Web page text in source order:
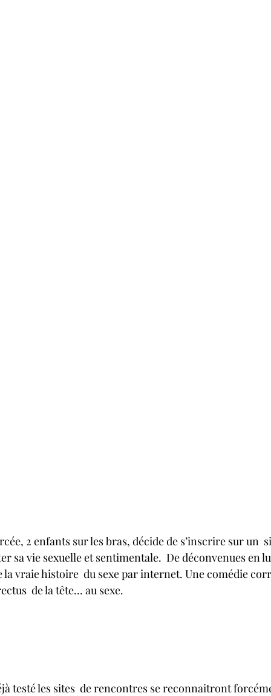
2 enfants sur les bras, décide de s’inscrire sur un
sa vie sexuelle et sentimentale.  De déconvenues en
la vraie histoire  du sexe par internet. Une comédie
de la tête… au sexe.